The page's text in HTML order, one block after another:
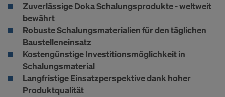
Zuverlässige Doka Schalungsprodukte - weltweit
bewährt
Robuste Schalungsmaterialien für den täglichen
Baustelleneinsatz
Kostengünstige Investitionsmöglichkeit in
Schalungsmaterial
Langfristige Einsatzperspektive dank hoher
Produktqualität
PERSONENBEZOGENEN DATEN IN
DIE USA EINVERSTANDEN?